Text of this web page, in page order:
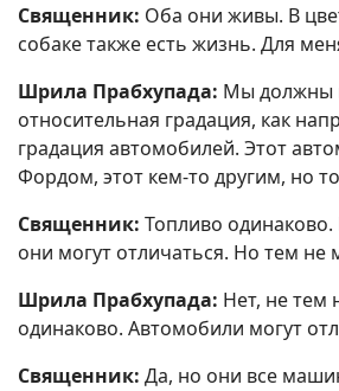
Священник: Оба они живы. В
собаке также есть жизнь. Для
Шрила Прабхупада: Мы должны
относительная градация, как
градация автомобилей. Этот
Фордом, этот кем-то другим, но
Священник: Топливо
они могут отличаться. Но тем не
Шрила Прабхупада: Нет, не тем
одинаково. Автомобили могут
Священник: Да, но они все